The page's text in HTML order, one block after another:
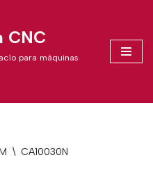
CNC
para máquinas
\ CA10030N